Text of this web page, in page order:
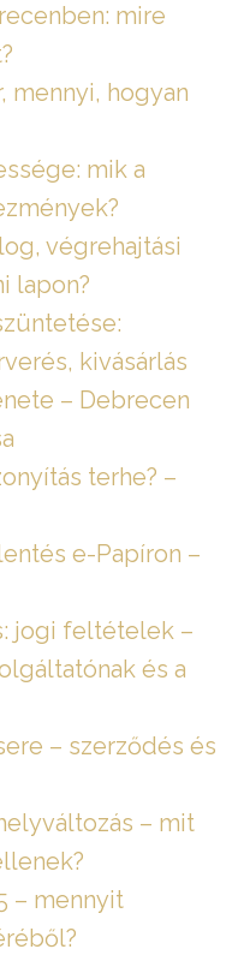
mire
mennyi, hogyan
mik a
végrehajtási
lapon?
kivásárlás
– Debrecen
terhe? –
e-Papíron –
jogi feltételek –
és a
– szerződés és
– mit
– mennyit